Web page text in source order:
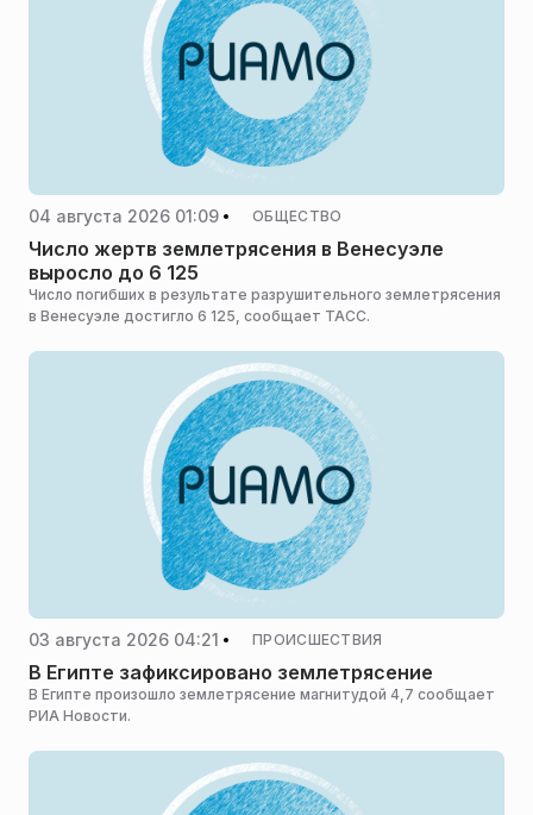
04 августа 2026 01:09 ОБЩЕСТВО
Число жертв землетрясения в Венесуэле
выросло до 6 125
Число погибших в результате разрушительного землетрясения
в Венесуэле достигло 6 125, сообщает ТАСС.
03 августа 2026 04:21 ПРОИСШЕСТВИЯ
В Египте зафиксировано землетрясение
В Египте произошло землетрясение магнитудой 4,7 сообщает
РИА Новости.